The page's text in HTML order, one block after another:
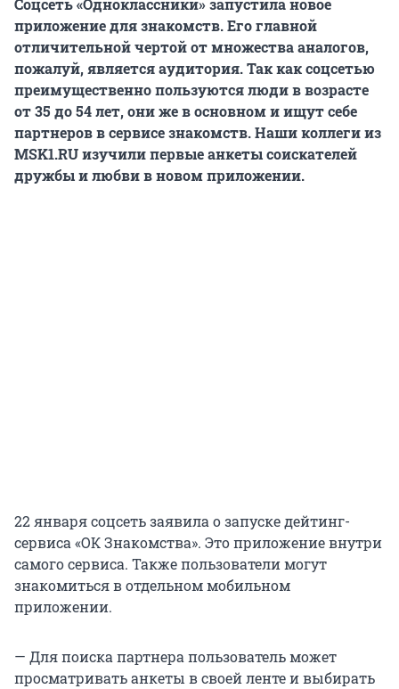
Соцсеть «Одноклассники» запустила новое
приложение для знакомств. Его главной
отличительной чертой от множества аналогов,
пожалуй, является аудитория. Так как соцсетью
преимущественно пользуются люди в возрасте
от 35 до 54 лет, они же в основном и ищут себе
партнеров в сервисе знакомств. Наши коллеги из
MSK1.RU изучили первые анкеты соискателей
дружбы и любви в новом приложении.
22 января соцсеть заявила о запуске дейтинг-
сервиса «ОК Знакомства». Это приложение внутри
самого сервиса. Также пользователи могут
знакомиться в отдельном мобильном
приложении.
— Для поиска партнера пользователь может
просматривать анкеты в своей ленте и выбирать